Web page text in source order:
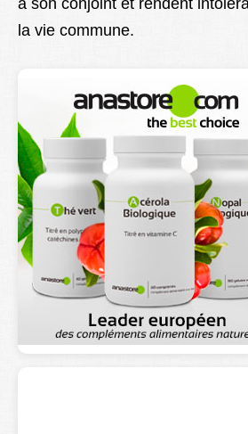
à son conjoint et rendent
la vie commune.